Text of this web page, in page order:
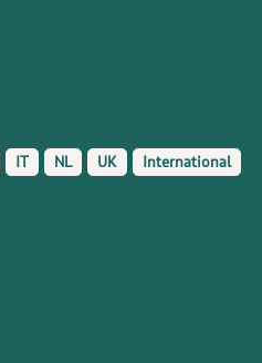
IT NL UK International